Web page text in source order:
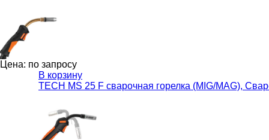
Цена: по запросу
В корзину
TECH MS 25 F сварочная горелка (MIG/MAG),